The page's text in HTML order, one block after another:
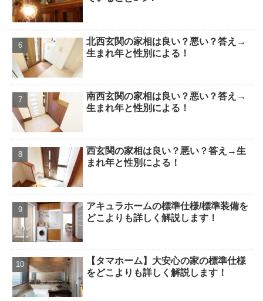
北西玄関の家相は良い？悪い？答え→
生まれ年と性別による！
南西玄関の家相は良い？悪い？答え→
生まれ年と性別による！
西玄関の家相は良い？悪い？答え→生
まれ年と性別による！
アキュラホームの標準仕様/標準装備を
どこよりも詳しく解説します！
【タマホーム】大安心の家の標準仕様
をどこよりも詳しく解説します！